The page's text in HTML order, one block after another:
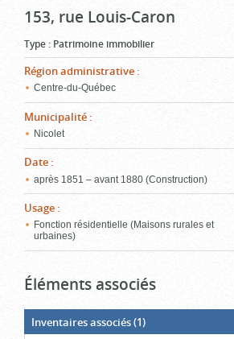
153, rue Louis-Caron
Type : Patrimoine immobilier
Région administrative :
Centre-du-Québec
Municipalité :
Nicolet
Date :
après 1851 – avant 1880 (Construction)
Usage :
Fonction résidentielle (Maisons rurales et
urbaines)
Éléments associés
Inventaires associés(1)